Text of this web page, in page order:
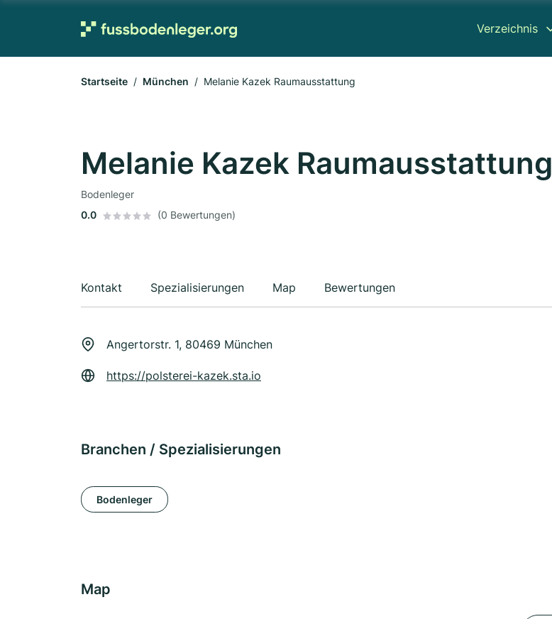
Verzeichnis
Startseite München Melanie Kazek Raumausstattung
Melanie Kazek Raumausstattung
Bodenleger
0.0
(0 Bewertungen)
Kontakt Spezialisierungen Map Bewertungen
Angertorstr. 1, 80469 München
https://polsterei-kazek.sta.io
Branchen / Spezialisierungen
Bodenleger
Map